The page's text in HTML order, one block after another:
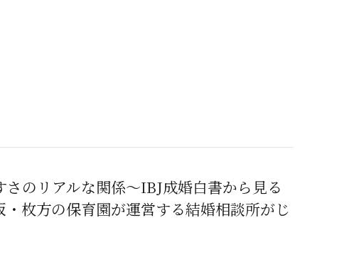
のリアルな関係～IBJ成婚白書から見る
・枚方の保育園が運営する結婚相談所がじ